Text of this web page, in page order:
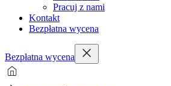
Pracuj z nami
Kontakt
Bezpłatna wycena
Bezpłatna wycena